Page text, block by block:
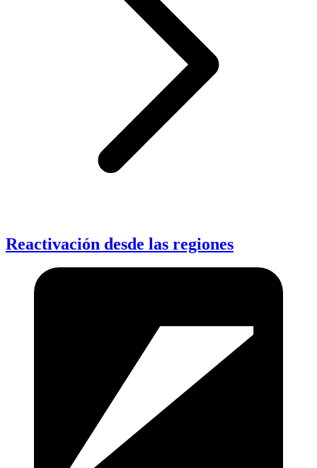
Reactivación desde las regiones